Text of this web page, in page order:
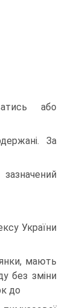
або
За
України
мають
без змiни
до